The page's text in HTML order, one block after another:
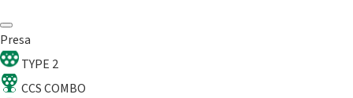
Presa
TYPE 2
CCS COMBO